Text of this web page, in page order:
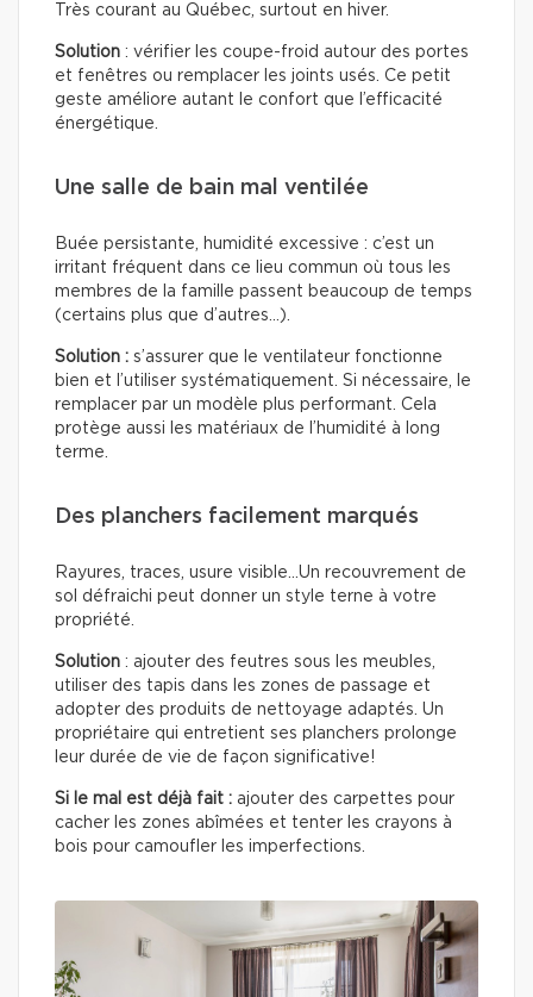
Très courant au Québec, surtout en hiver.
Solution : vérifier les coupe-froid autour des portes
et fenêtres ou remplacer les joints usés. Ce petit
geste améliore autant le confort que l’efficacité
énergétique.
Une salle de bain mal ventilée
Buée persistante, humidité excessive : c’est un
irritant fréquent dans ce lieu commun où tous les
membres de la famille passent beaucoup de temps
(certains plus que d’autres…).
Solution : s’assurer que le ventilateur fonctionne
bien et l’utiliser systématiquement. Si nécessaire, le
remplacer par un modèle plus performant. Cela
protège aussi les matériaux de l’humidité à long
terme.
Des planchers facilement marqués
Rayures, traces, usure visible…Un recouvrement de
sol défraichi peut donner un style terne à votre
propriété.
Solution : ajouter des feutres sous les meubles,
utiliser des tapis dans les zones de passage et
adopter des produits de nettoyage adaptés. Un
propriétaire qui entretient ses planchers prolonge
leur durée de vie de façon significative!
Si le mal est déjà fait : ajouter des carpettes pour
cacher les zones abîmées et tenter les crayons à
bois pour camoufler les imperfections.